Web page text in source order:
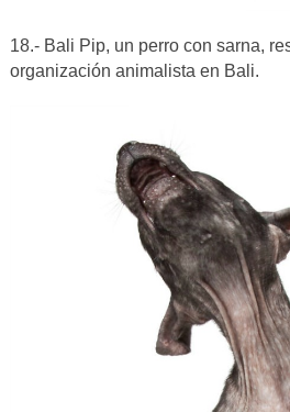
18.- Bali Pip, un perro con sarna,
organización animalista en Bali.